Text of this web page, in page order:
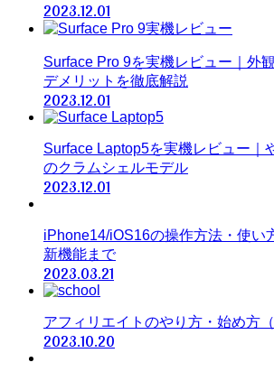
2023.12.01
Surface Pro 9を実機レビュー｜外
デメリットを徹底解説
2023.12.01
Surface Laptop5を実機レビュー｜
のクラムシェルモデル
2023.12.01
iPhone14/iOS16の操作方法・使い
新機能まで
2023.03.21
アフィリエイトのやり方・始め方
2023.10.20